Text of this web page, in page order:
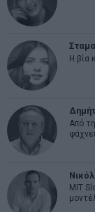
Η βία
Από
MIT